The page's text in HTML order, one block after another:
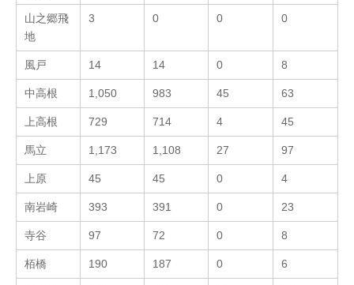
山之郷飛
地
3 0 0 0
風戸 14 14 0 8
中高根 1,050 983 45 63
上高根 729 714 4 45
馬立 1,173 1,108 27 97
上原 45 45 0 4
南岩崎 393 391 0 23
寺谷 97 72 0 8
栢橋 190 187 0 6